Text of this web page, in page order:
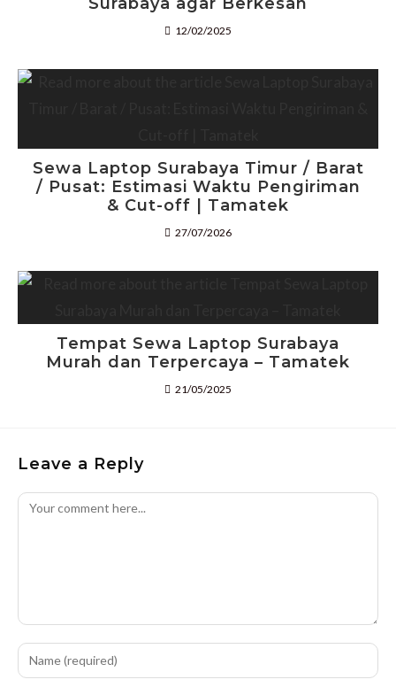
12/02/2025
Sewa Laptop Surabaya Timur / Barat
/ Pusat: Estimasi Waktu Pengiriman
& Cut-off | Tamatek
27/07/2026
Tempat Sewa Laptop Surabaya
Murah dan Terpercaya – Tamatek
21/05/2025
Leave a Reply